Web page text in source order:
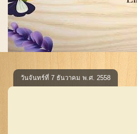
วันจันทร์ที่ 7 ธันวาคม พ.ศ. 2558